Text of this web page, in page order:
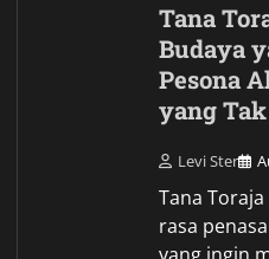
Tana
Budaya
Pesona
yang
Levi Ster
Tana
rasa